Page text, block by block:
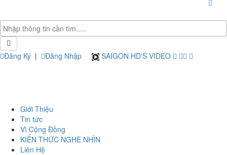
Đăng Ký | Đăng Nhập SAIGON HD'S VIDEO
Giới Thiệu
Tin tức
Vì Cộng Đồng
KIẾN THỨC NGHE NHÌN
Liên Hệ